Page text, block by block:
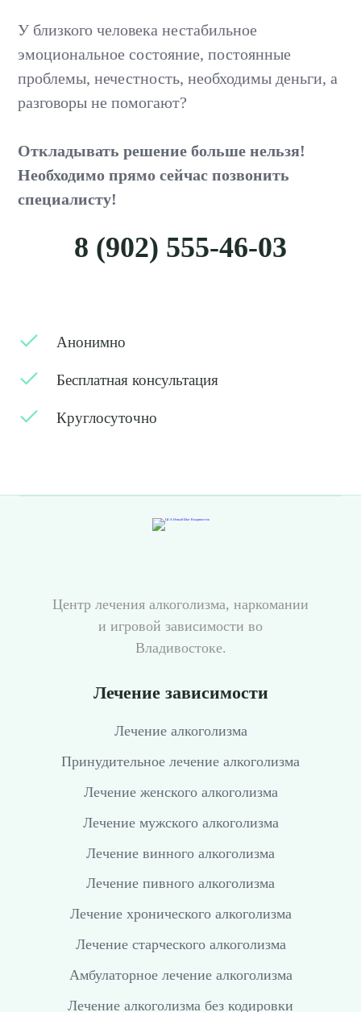
У близкого человека нестабильное
эмоциональное состояние, постоянные
проблемы, нечестность, необходимы деньги, а
разговоры не помогают?
Откладывать решение больше нельзя!
Необходимо прямо сейчас позвонить
специалисту!
8 (902) 555-46-03
Анонимно
Бесплатная консультация
Круглосуточно
Центр лечения алкоголизма, наркомании
и игровой зависимости во
Владивостоке.
Лечение зависимости
Лечение алкоголизма
Принудительное лечение алкоголизма
Лечение женского алкоголизма
Лечение мужского алкоголизма
Лечение винного алкоголизма
Лечение пивного алкоголизма
Лечение хронического алкоголизма
Лечение старческого алкоголизма
Амбулаторное лечение алкоголизма
Лечение алкоголизма без кодировки